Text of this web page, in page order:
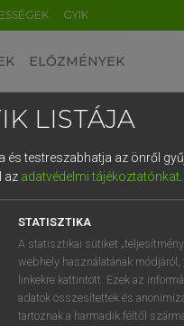
GYIK
ELŐZMÉNYEK
angol
fn terrárium
terrariumkeresése
LISTÁJA
és testreszabhatja az önről
az adatvédelmi tájékoztatónkat.
STATISZTIKA
A statisztikai sütiket
webhely használatának
linkekre kattintott. Ezek az
adatok összesítettek és
tartoznak a harmadik féltől
HU DE CN FR ES IT NL
0 1 2 3 4
q w e
a s d f
í y x